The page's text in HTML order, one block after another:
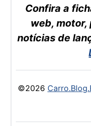
Confira a
web, motor,
notícias de
©2026